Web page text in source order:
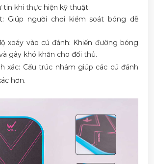
tin khi thực hiện kỹ thuật:
Giúp người chơi kiểm soát bóng dễ
xoáy vào cú đánh: Khiến đường bóng
gây khó khăn cho đối thủ.
xác: Cấu trúc nhám giúp các cú đánh
hơn.